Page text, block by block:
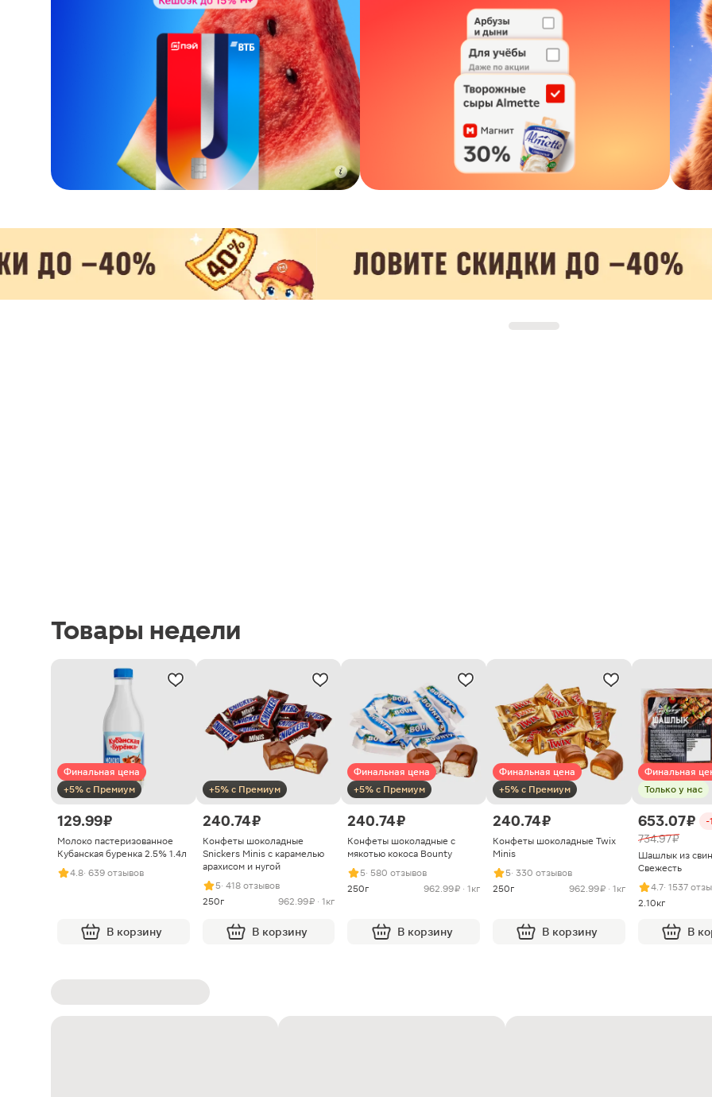
Товары недели
Финальная цена
+5% с Премиум
129.99 ₽
Молоко пастеризованное
Кубанская буренка 2.5% 1.4л
4.8· 639 отзывов
В корзину
+5% с Премиум
240.74 ₽
Конфеты шоколадные
Snickers Minis с карамелью
арахисом и нугой
5· 418 отзывов
250г
962.99 ₽ · 1кг
В корзину
Финальная цена
+5% с Премиум
240.74 ₽
Конфеты шоколадные с
мякотью кокоса Bounty
5· 580 отзывов
250г
962.99 ₽ · 1кг
В корзину
Финальная цена
+5% с Премиум
240.74 ₽
Конфеты шоколадные Twix
Minis
5· 330 отзывов
250г
962.99 ₽ · 1кг
В корзину
Финальная
Только у нас
653.07 ₽ -
734.97 ₽
Шашлык из
Свежесть
4.7· 1537
2.10кг
В